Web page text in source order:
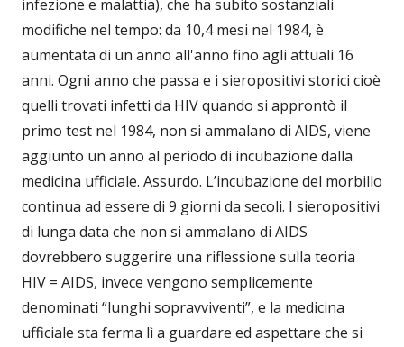
infezione e malattia), che ha subito sostanziali
modifiche nel tempo: da 10,4 mesi nel 1984, è
aumentata di un anno all'anno fino agli attuali 16
anni. Ogni anno che passa e i sieropositivi storici cioè
quelli trovati infetti da HIV quando si approntò il
primo test nel 1984, non si ammalano di AIDS, viene
aggiunto un anno al periodo di incubazione dalla
medicina ufficiale. Assurdo. L’incubazione del morbillo
continua ad essere di 9 giorni da secoli. I sieropositivi
di lunga data che non si ammalano di AIDS
dovrebbero suggerire una riflessione sulla teoria
HIV = AIDS, invece vengono semplicemente
denominati “lunghi sopravviventi”, e la medicina
ufficiale sta ferma lì a guardare ed aspettare che si